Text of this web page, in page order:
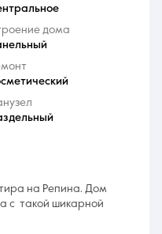
дома
на Репина. Дом
с такой шикарной